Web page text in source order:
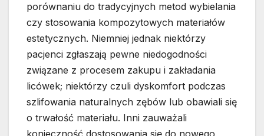
porównaniu do tradycyjnych metod wybielania
czy stosowania kompozytowych materiałów
estetycznych. Niemniej jednak niektórzy
pacjenci zgłaszają pewne niedogodności
związane z procesem zakupu i zakładania
licówek; niektórzy czuli dyskomfort podczas
szlifowania naturalnych zębów lub obawiali się
o trwałość materiału. Inni zauważali